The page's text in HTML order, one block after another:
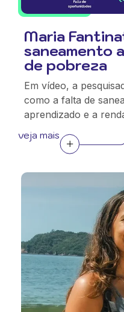
Maria
saneamento
de pobreza
Em vídeo, a
como a falta de
aprendizado e a
veja mais